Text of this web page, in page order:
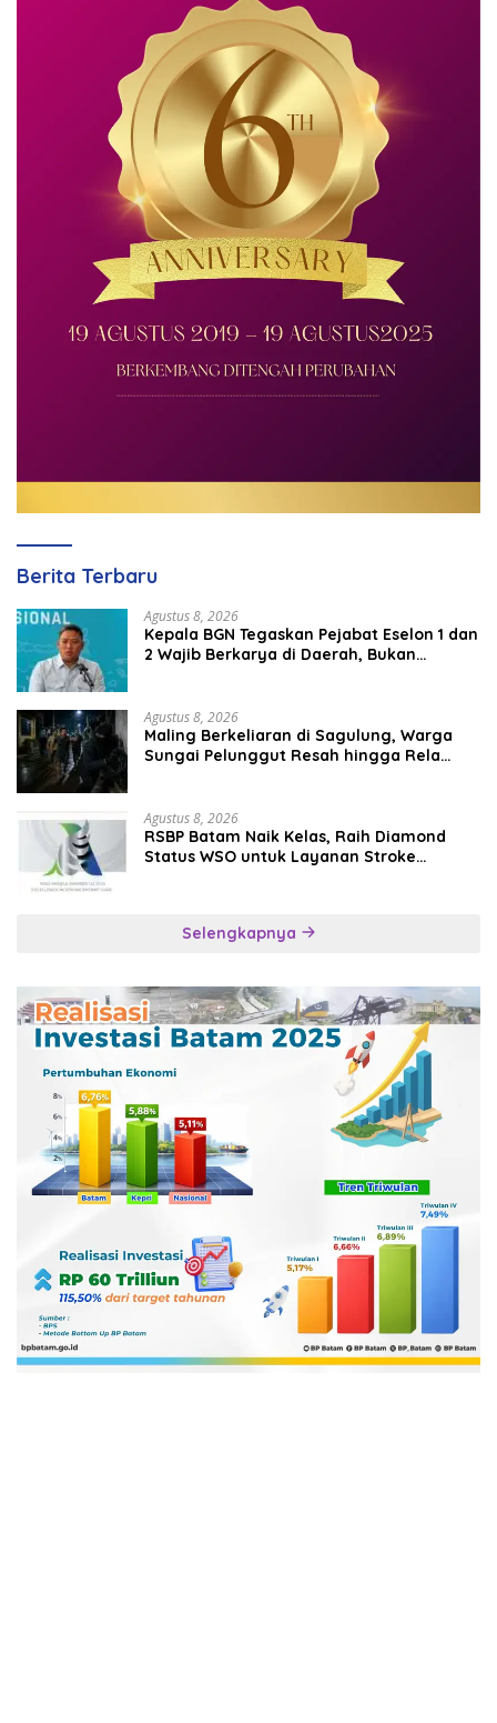
Berita Terbaru
Agustus 8, 2026
Kepala BGN Tegaskan Pejabat Eselon 1 dan
2 Wajib Berkarya di Daerah, Bukan
Agustus 8, 2026
Maling Berkeliaran di Sagulung, Warga
Sungai Pelunggut Resah hingga Rela
Agustus 8, 2026
RSBP Batam Naik Kelas, Raih Diamond
Status WSO untuk Layanan Stroke
Selengkapnya